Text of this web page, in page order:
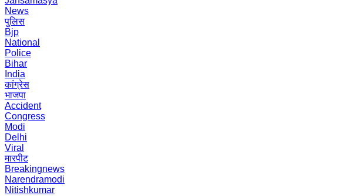
News
पुलिस
Bjp
National
Police
Bihar
India
कांग्रेस
भाजपा
Accident
Congress
Modi
Delhi
Viral
मारपीट
Breakingnews
Narendramodi
Nitishkumar